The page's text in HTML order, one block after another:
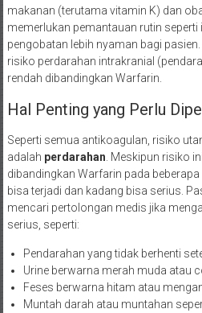
makanan (terutama vitamin K) dan
memerlukan pemantauan rutin seperti
pengobatan lebih nyaman bagi
risiko perdarahan intrakranial
rendah dibandingkan Warfarin.
Hal Penting yang Perlu
Seperti semua antikoagulan, risiko
adalah perdarahan . Meskipun risiko
dibandingkan Warfarin pada
bisa terjadi dan kadang bisa serius.
mencari pertolongan medis jika
serius, seperti:
Pendarahan yang tidak berhenti
Urine berwarna merah muda atau
Feses berwarna hitam atau
Muntah darah atau muntahan